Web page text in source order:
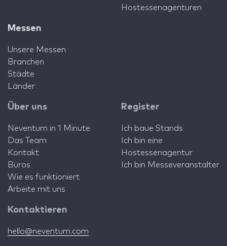
Hostessenagenturen
Messen
Unsere Messen
Branchen
Städte
Länder
Über uns
Neventum in 1 Minute
Das Team
Kontakt
Büros
Wie es funktioniert
Arbeite mit uns
Register
Ich baue Stands
Ich bin eine
Hostessenagentur
Ich bin Messeveranstalter
Kontaktieren
hello@neventum.com